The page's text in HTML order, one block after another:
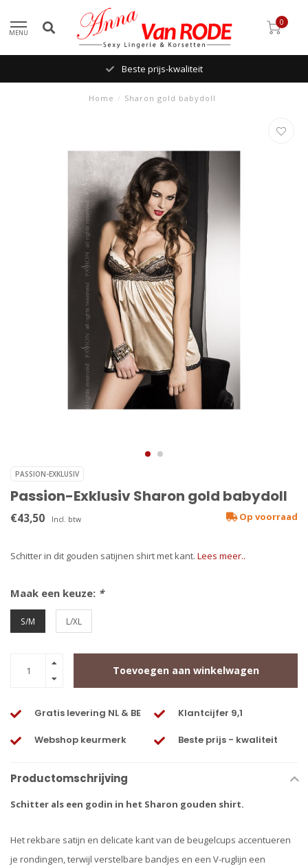
MENU
0
Beste prijs-kwaliteit
Home / Sharon gold babydoll
PASSION-EXKLUSIV
Passion-Exklusiv Sharon gold babydoll
€43,50 Incl. btw Op voorraad
Schitter in dit gouden satijnen shirt met kant. Lees meer..
Maak een keuze: *
S/M L/XL
Toevoegen aan winkelwagen
Gratis levering NL & BE Klantcijfer 9,1
Webshop keurmerk Beste prijs - kwaliteit
Productomschrijving
Schitter als een godin in het Sharon gouden shirt.
Het rekbare satijn en delicate kant van de beugelcups accentueren
je rondingen, terwijl verstelbare bandjes en een V-ruglijn een